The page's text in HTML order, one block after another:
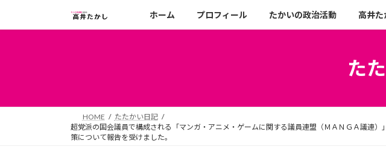
キ
に
ホーム プロフィール たかいの政治活動 高井
た
HOME
たたかい日記
超党派の国会議員で構成される「マンガ・アニメ・ゲームに関する議員連盟（ＭＡＮＧＡ議連
策について報告を受けました。